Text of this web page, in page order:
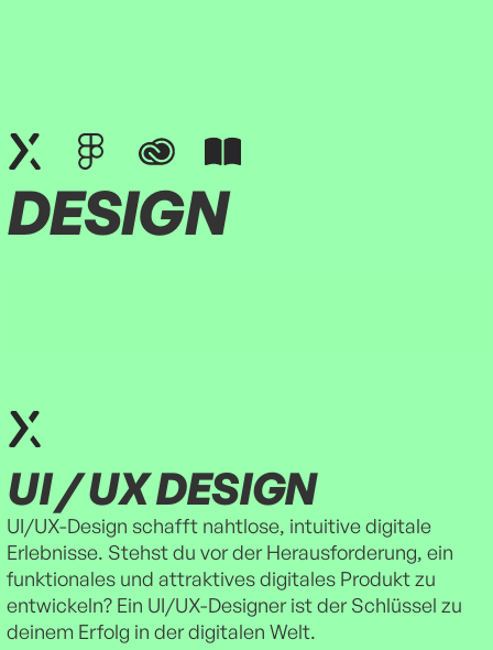
DESIGN
UI / UX DESIGN
UI/UX-Design schafft nahtlose, intuitive digitale
Erlebnisse. Stehst du vor der Herausforderung, ein
funktionales und attraktives digitales Produkt zu
entwickeln? Ein UI/UX-Designer ist der Schlüssel zu
deinem Erfolg in der digitalen Welt.